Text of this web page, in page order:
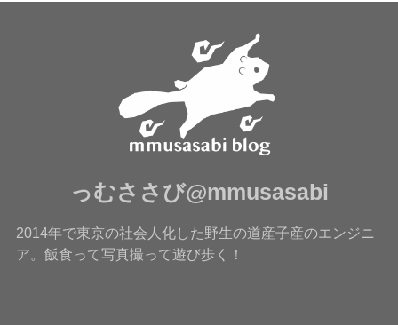
っむささび@mmusasabi
2014年で東京の社会人化した野生の道産子産のエンジニ
ア。飯食って写真撮って遊び歩く！